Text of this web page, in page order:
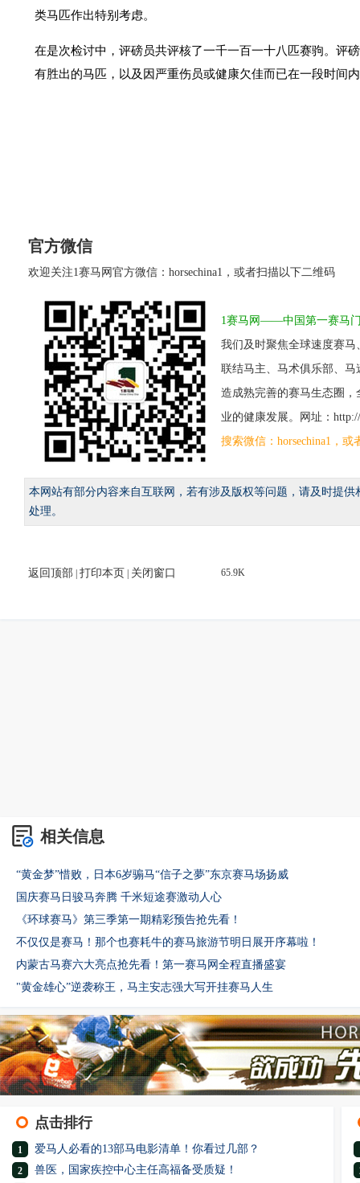
类马匹作出特别考虑。
在是次检讨中，评磅员共评核了一千一百一十八匹赛驹。评
有胜出的马匹，以及因严重伤员或健康欠佳而已在一段时间
官方微信
欢迎关注1赛马网官方微信：horsechina1，或者扫描以下二维码
1赛马网——中国第一赛马
我们及时聚焦全球速度赛
联结马主、马术俱乐部、
造成熟完善的赛马生态圈
业的健康发展。网址：http://
搜索微信：horsechina1，
本网站有部分内容来自互联网，若有涉及版权等问题，请及时提
处理。
返回顶部 打印本页 关闭窗口 65.9K
相关信息
“黄金梦”惜败，日本6岁骟马“信子之夢”东京赛马场扬威
国庆赛马日骏马奔腾 千米短途赛激动人心
《环球赛马》第三季第一期精彩预告抢先看！
不仅仅是赛马！那个也赛耗牛的赛马旅游节明日展开序幕啦！
内蒙古马赛六大亮点抢先看！第一赛马网全程直播盛宴
"黄金雄心”逆袭称王，马主安志强大写开挂赛马人生
点击排行
1 爱马人必看的13部马电影清单！你看过几部？
2 兽医，国家疾控中心主任高福备受质疑！